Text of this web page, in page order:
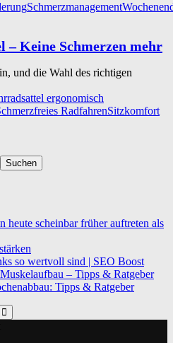
Schmerzmanagement
– Keine Schmerzen mehr
und die Wahl des richtigen
ergonomisch
RadfahrenSitzkomfort
Suchen
heute scheinbar früher auftreten als
so wertvoll sind | SEO Boost
– Tipps & Ratgeber
Tipps & Ratgeber
Search